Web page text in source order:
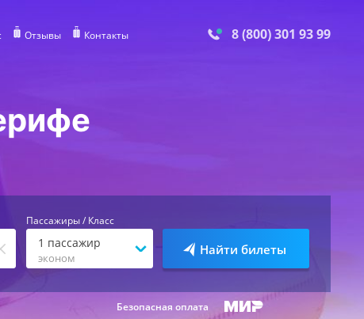
Отзывы Контакты 8 (800) 301 93 99
Пассажиры / Класс
1 пассажир
эконом
Найти билеты
Безопасная оплата